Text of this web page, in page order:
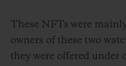
These NFTs were
owners of these two
they were offered under